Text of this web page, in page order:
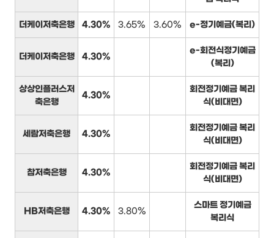
더케이저축은행 4.30% 3.65% 3.60% e-정기예금(복리)
더케이저축은행 4.30%
e-회전식정기예금
(복리)
상상인플러스저
축은행
4.30%
회전정기예금 복리
식(비대면)
세람저축은행 4.30%
회전정기예금 복리
식(비대면)
참저축은행 4.30%
회전정기예금 복리
식(비대면)
HB저축은행 4.30% 3.80%
스마트 정기예금
복리식